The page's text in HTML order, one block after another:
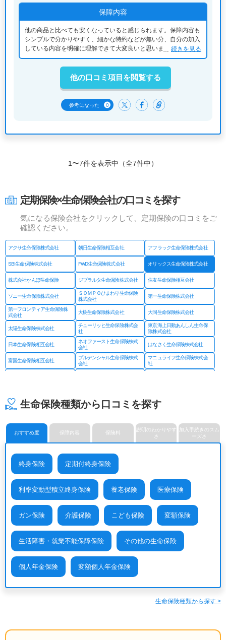
しています。
保障内容
他の商品と比べても安くなっていると感じられます。保障内容も
シンプルで分かりやすく、細かな特約などが無い分、自分の加入
している内容を明確に理解できて大変良いと思います。選んでよ
かったと感じています。
続きを見る
参考になった 0
他の口コミ項目を閲覧する
1〜7件を表示中（全7件中）
定期保険×生命保険会社の口コミを探す
気になる保険会社をクリックして、定期保険の口コミをご
確認ください。
アクサ生命保険株式会社 朝日生命保険相互会社 アフラック生命保険株式会社
SBI生命保険株式会社 FWD生命保険株式会社 オリックス生命保険株式会社
株式会社かんぽ生命保険 ジブラルタ生命保険株式会社 住友生命保険相互会社
ソニー生命保険株式会社
ＳＯＭＰＯひまわり生命保険
株式会社
第一生命保険株式会社
第一フロンティア生命保険株
式会社
大樹生命保険株式会社 大同生命保険株式会社
太陽生命保険株式会社
チューリッヒ生命保険株式会
社
東京海上日動あんしん生命保
険株式会社
日本生命保険相互会社
ネオファースト生命保険株式
会社
はなさく生命保険株式会社
富国生命保険相互会社
プルデンシャル生命保険株式
会社
マニュライフ生命保険株式会
社
楽天生命保険株式会社
生命保険種類から口コミを探す
おすすめ度 保障内容 保険料
説明のわかりやす
さ
加入手続きのスム
ーズさ
終身保険 定期付終身保険
利率変動型積立終身保険 養老保険 医療保険
ガン保険 介護保険 こども保険 変額保険
生活障害・就業不能保障保険 その他の生命保険
個人年金保険 変額個人年金保険
生命保険種類から探す >